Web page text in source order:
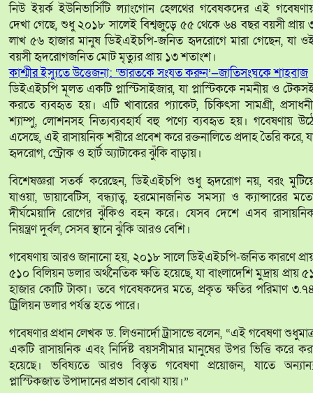
নিউ ইয়র্ক ইউনিভার্সিটি ল্যাংগোন হেলথের গবেষকদের এই
দেখা গেছে, শুধু ২০১৮ সালেই বিশ্বজুড়ে ৫৫ থেকে ৬৪ বছর বয়সী প্রায়
লাখ ৫৬ হাজার মানুষ ডিইএইচপি-জনিত হৃদরোগে মারা গেছেন, যা
বয়সী হৃদরোগজনিত মোট মৃত্যুর প্রায় ১৩ শতাংশ।
কাশ্মীর ইস্যুতে উত্তেজনা: ‘ভারতকে সংযত করুন’—জাতিসংঘকে শাহবাজ
ডিইএইচপি মূলত একটি প্লাস্টিসাইজার, যা প্লাস্টিককে নমনীয় ও
করতে ব্যবহৃত হয়। এটি খাবারের প্যাকেট, চিকিৎসা সামগ্রী,
শ্যাম্পু, লোশনসহ নিত্যব্যবহার্য বহু পণ্যে ব্যবহৃত হয়। গবেষণায়
এসেছে, এই রাসায়নিক শরীরে প্রবেশ করে রক্তনালিতে প্রদাহ তৈরি করে,
হৃদরোগ, স্ট্রোক ও হার্ট অ্যাটাকের ঝুঁকি বাড়ায়।
বিশেষজ্ঞরা সতর্ক করেছেন, ডিইএইচপি শুধু হৃদরোগ নয়, বরং
যাওয়া, ডায়াবেটিস, বন্ধ্যাত্ব, হরমোনজনিত সমস্যা ও ক্যান্সারের
দীর্ঘমেয়াদি রোগের ঝুঁকিও বহন করে। যেসব দেশে এসব
নিয়ন্ত্রণ দুর্বল, সেসব স্থানে ঝুঁকি আরও বেশি।
গবেষণায় আরও জানানো হয়, ২০১৮ সালে ডিইএইচপি-জনিত কারণে
৫১০ বিলিয়ন ডলার অর্থনৈতিক ক্ষতি হয়েছে, যা বাংলাদেশি মুদ্রায় প্রায়
হাজার কোটি টাকা। তবে গবেষকদের মতে, প্রকৃত ক্ষতির পরিমাণ
ট্রিলিয়ন ডলার পর্যন্ত হতে পারে।
গবেষণার প্রধান লেখক ড. লিওনার্দো ট্রাসান্ডে বলেন, “এই গবেষণা
একটি রাসায়নিক এবং নির্দিষ্ট বয়সসীমার মানুষের উপর ভিত্তি করে
হয়েছে। ভবিষ্যতে আরও বিস্তৃত গবেষণা প্রয়োজন, যাতে
প্লাস্টিকজাত উপাদানের প্রভাব বোঝা যায়।”